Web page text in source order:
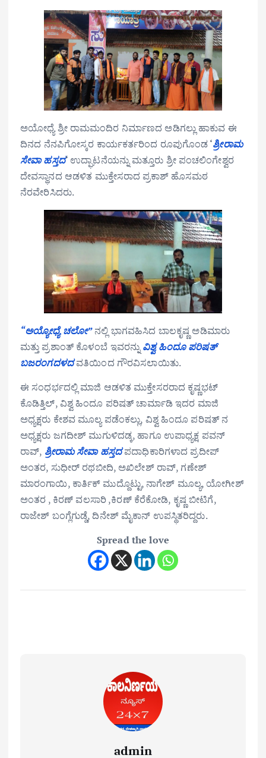
ಅಯೋಧ್ಯೆ ಶ್ರೀ ರಾಮಮಂದಿರ ನಿರ್ಮಾಣದ ಅಡಿಗಲ್ಲು ಹಾಕುವ ಈ
ದಿನದ ನೆನಪಿಗೋಸ್ಕರ ಕಾರ್ಯಕರ್ತರಿಂದ ರೂಪುಗೊಂಡ‘ಶ್ರೀರಾಮ
ಸೇವಾ ಹಸ್ತದ‘ ಉದ್ಘಾಟನೆಯನ್ನು ಮತ್ತೂರು ಶ್ರೀ ಪಂಚಲಿಂಗೇಶ್ವರ
ದೇವಸ್ಥಾನದ ಆಡಳಿತ ಮುಕ್ತೇಸರಾದ ಪ್ರಕಾಶ್ ಹೊಸಮಠ
ನೆರವೇರಿಸಿದರು.
“ಅಯ್ಯೋಧ್ಯೆ ಚಲೋ” ನಲ್ಲಿ ಭಾಗವಹಿಸಿದ ಬಾಲಕೃಷ್ಣ ಅಡಿಮಾರು
ಮತ್ತು ಪ್ರಶಾಂತ್ ಕೊಳಂಬೆ ಇವರನ್ನುವಿಶ್ವ ಹಿಂದೂ ಪರಿಷತ್
ಬಜರಂಗದಳದವತಿಯಿಂದ ಗೌರವಿಸಲಾಯಿತು.
ಈ ಸಂಧರ್ಭದಲ್ಲಿ ಮಾಜಿ ಆಡಳಿತ ಮುಕ್ತೇಸರರಾದ ಕೃಷ್ಣಭಟ್
ಕೊಡಿತ್ತಿಲ್, ವಿಶ್ವ ಹಿಂದೂ ಪರಿಷತ್ ಚಾರ್ಮಾಡಿ ಇದರ ಮಾಜಿ
ಅಧ್ಯಕ್ಷರು ಕೇಶವ ಮೂಲ್ಯ ಪಡೆಂಕಲ್ಲು, ವಿಶ್ವ ಹಿಂದೂ ಪರಿಷತ್ ನ
ಅಧ್ಯಕ್ಷರು ಜಗದೀಶ್ ಮುಗುಳಿದಡ್ಕ, ಹಾಗೂ ಉಪಾಧ್ಯಕ್ಷ ಪವನ್
ರಾವ್, ಶ್ರೀರಾಮ ಸೇವಾ ಹಸ್ತದಪದಾಧಿಕಾರಿಗಳಾದ ಪ್ರದೀಪ್
ಅಂತರ, ಸುಧೀರ್ ರಥಬೀದಿ, ಅಖಿಲೇಶ್ ರಾವ್, ಗಣೇಶ್
ಮಾರಂಗಾಯಿ, ಕಾರ್ತಿಕ್ ಮುದ್ದೊಟ್ಟು, ನಾಗೇಶ್ ಮೂಲ್ಯ, ಯೋಗೀಶ್
ಅಂತರ , ಕಿರಣ್ ವಲಸಾರಿ ,ಕಿರಣ್ ಕೆರೆಕೋಡಿ, ಕೃಷ್ಣ ಬೀಟಿಗೆ,
ರಾಜೇಶ್ ಬಂಗ್ಲೆಗುಡ್ಡೆ, ದಿನೇಶ್ ಮೈಕಾನ್ ಉಪಸ್ಥಿತರಿದ್ದರು.
Spread the love
admin